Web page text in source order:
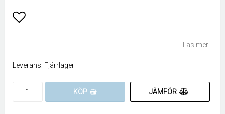
Läs mer...
Leverans: Fjärrlager
KÖP JÄMFÖR